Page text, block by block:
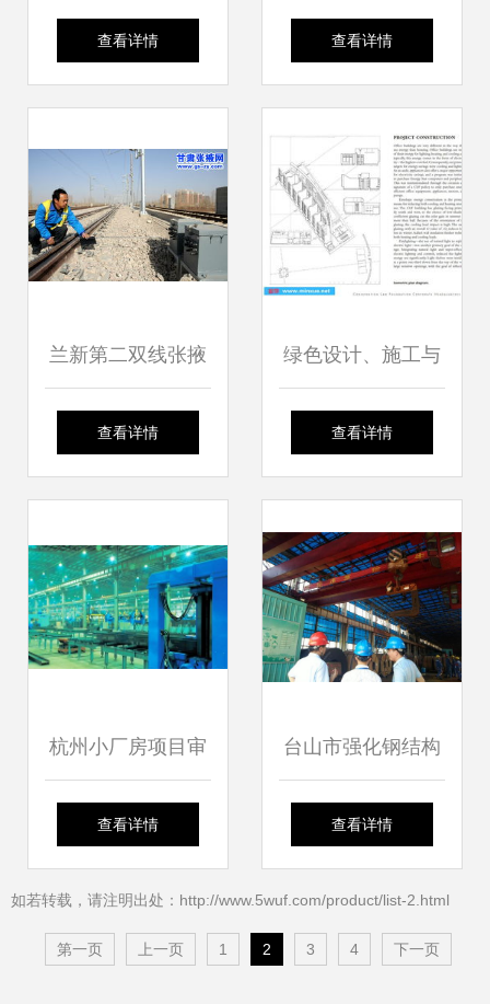
京“菜篮子”2000名
抢工期
查看详情
项目加速推进 构筑
查看详情
兰新第二双线张掖
段建设如火如荼，
脉
查看详情
绿色设计、施工与
可持续建筑 构建未
实践
查看详情
杭州小厂房项目审
批再提速，11个工
查看详情
台山市强化钢结构
工程安全检测鉴
施工安全防线
查看详情
如若转载，请注明出处：http://www.5wuf.com/product/list-2.html
第一页 上一页 1 2 3 4 下一页